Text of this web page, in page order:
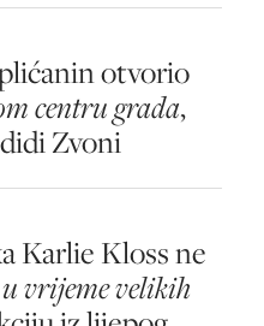
otvorio
centru grada,
Zvoni
Karlie Kloss ne
vrijeme velikih